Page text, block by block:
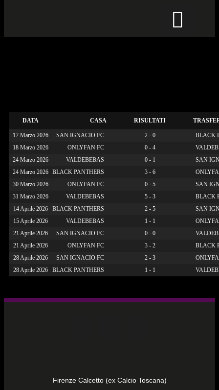
DATA CASA RISULTATI
17 Marzo 2026 SAN IGNACIO FC 2 - 0
BLACK
18 Marzo 2026
ONLYFAN FC 0 - 4
24 Marzo 2026
VALDEBEBAS 0 - 1
SAN
24 Marzo 2026 BLACK PANTHERS 3 - 6
30 Marzo 2026
ONLYFAN FC 0 - 5
SAN
31 Marzo 2026
VALDEBEBAS 5 - 3
BLACK
14 Aprile 2026
BLACK PANTHERS 2 - 5
SAN
15 Aprile 2026
VALDEBEBAS 1 - 1
21 Aprile 2026
SAN IGNACIO FC 0 - 0
21 Aprile 2026
ONLYFAN FC 3 - 2
BLACK
28 Aprile 2026
SAN IGNACIO FC 2 - 3
28 Aprile 2026
BLACK PANTHERS 1 - 1
Firenze Calcetto (ex Calcio Toscana)